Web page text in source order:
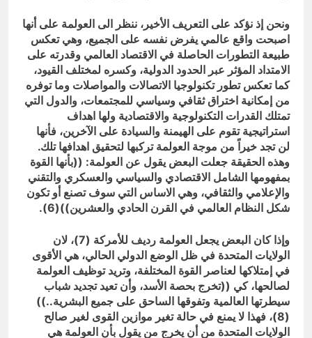
ونحن إذ نؤكد على التعريف الأخير، ننظر الى العولمة على أنها
اصبحت واقع عالمي يفرض نفسه على الجميع، وهي تعكس
طبيعة التطورات الحاصلة في الاقتصاد العالمي وقدرته على
الامتداد المؤثر عبر الحدود الدولية، وكسره لمختلف القيود،
كما تعكس تطور تكنولوجيا الاتصالات والمواصلات وما توفره
من إمكانية اختراق ثقافي وسياسي للمجتمعات، والدول التي
تمتلك القدرات التكنولوجية والاقتصادية ولها اهداف
استراتيجية تقوم على الهيمنة والسيادة على الآخرين، فأنها
لن تجد خيراً من موجة العولمة تركبها لتحقيق اهدافها تلك.
وهذه الحقيقة جعلت البعض يقول عن العولمة: ((بأنها القوة
بمفهومها الشامل الاقتصادي والسياسي والعسكري والتقني
والإعلامي والثقافي، وهي الاساس التي سوف تصنع أو تكون
شكل النظام العالمي في القرن الحادي والعشرين))(6).
وإذا كان البعض يجعل العولمة رديف للأمركة (7)، لان
الولايات المتحدة في ظل الوضع الدولي الحالي، هي الأقوى
في إمتلاكها لعناصر القوة المختلفة، وتريد توظيف العولمة
لصالحها، كي ((تخرج بحصة الأسد، وأن تعيد تجديد شباب
سيطرتها العالمية وتفوقها الساحق على جميع البشرية..))
(8)، فهذا لا يمنع في حالة تغير موازين القوى لغير صالح
الولايات المتحدة من أن يخرج من يقول بأن العولمة هي